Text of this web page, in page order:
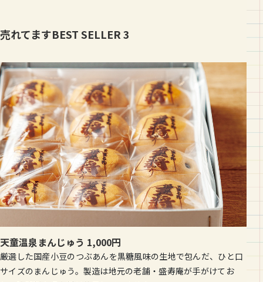
売れてますBEST SELLER 3
天童温泉まんじゅう 1,000円
厳選した国産小豆のつぶあんを黒糖風味の生地で包んだ、ひと口
サイズのまんじゅう。製造は地元の老舗・盛寿庵が手がけてお